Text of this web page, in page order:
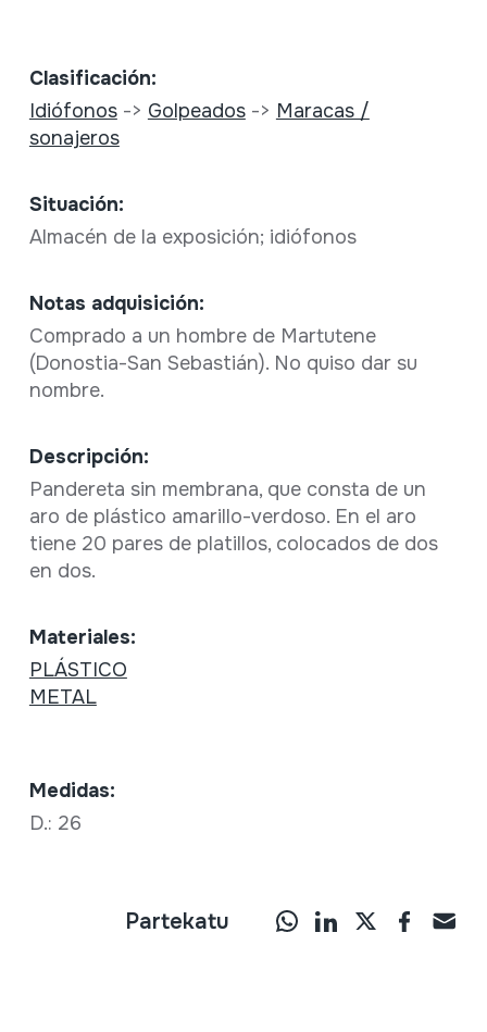
Clasificación:
Idiófonos-> Golpeados-> Maracas /
sonajeros
Situación:
Almacén de la exposición; idiófonos
Notas adquisición:
Comprado a un hombre de Martutene
(Donostia-San Sebastián). No quiso dar su
nombre.
Descripción:
Pandereta sin membrana, que consta de un
aro de plástico amarillo-verdoso. En el aro
tiene 20 pares de platillos, colocados de dos
en dos.
Materiales:
PLÁSTICO
METAL
Medidas:
D.: 26
Partekatu